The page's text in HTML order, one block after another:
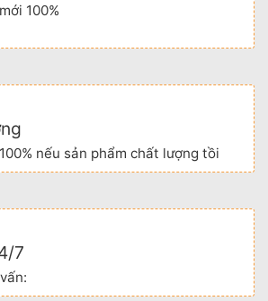
100%
nếu sản phẩm chất lượng tồi
7